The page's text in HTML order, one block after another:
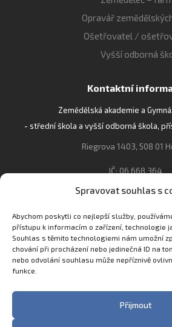
Spravovat souhlas s
Abychom poskytli co nejlepší služby,
přístupu k informacím o zařízení, technologie
Souhlas s těmito technologiemi nám umožní
chování při procházení nebo jedinečná ID na
nebo odvolání souhlasu může nepříznivě
funkce.
Přijmout
Opravář
Ošetřovatel /
Vyšší odborná
Kontaktní
Zemědělská akademie a
- střední škola a vyšší odborná škola,
Riegrova 1403, 508 01
IČ: 06 668 364
493 623 021, 493 623
info@gozhorice.cz
www.zaghorice.cz
Pověřenec pro ochranu
Innovation One s.r.o. IČO: 04734807
Filip Šikola +420 775 992 451